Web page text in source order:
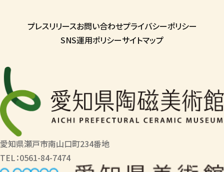
プレスリリースお問い合わせプライバシーポリシー
SNS運用ポリシーサイトマップ
愛知県瀬戸市南山口町234番地
TEL：0561-84-7474